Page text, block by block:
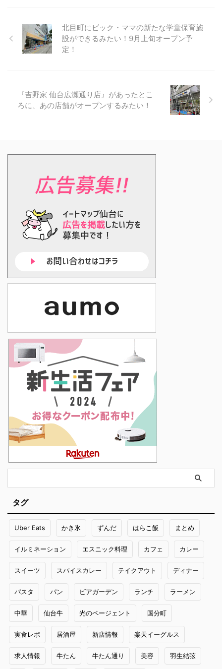
北目町にビック・ママの新たな学童保育施
設ができるみたい！9月上旬オープン予
定！
『吉野家 仙台広瀬通り店』があったとこ
ろに、あの店舗がオープンするみたい！
タグ
Uber Eats かき氷 ずんだ はらこ飯 まとめ
イルミネーション エスニック料理 カフェ カレー
スイーツ スパイスカレー テイクアウト ディナー
パスタ パン ビアガーデン ランチ ラーメン
中華 仙台牛 光のページェント 国分町
実食レポ 居酒屋 新店情報 楽天イーグルス
求人情報 牛たん 牛たん通り 美容 羽生結弦